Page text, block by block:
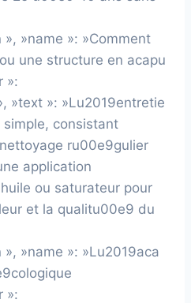
»name »: »Comment
une structure en acapu
»:
»text »: »Lu2019entretie
consistant
ru00e9gulier
application
ou saturateur pour
et la qualitu00e9 du
»name »: »Lu2019aca
»: